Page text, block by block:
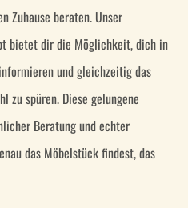
Zuhause beraten. Unser
bietet dir die Möglichkeit, dich in
und gleichzeitig das
zu spüren. Diese gelungene
Beratung und echter
das Möbelstück findest, das